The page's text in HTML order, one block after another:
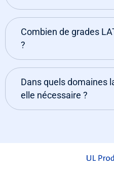
Combien de grades
?
Dans quels domaines
elle nécessaire ?